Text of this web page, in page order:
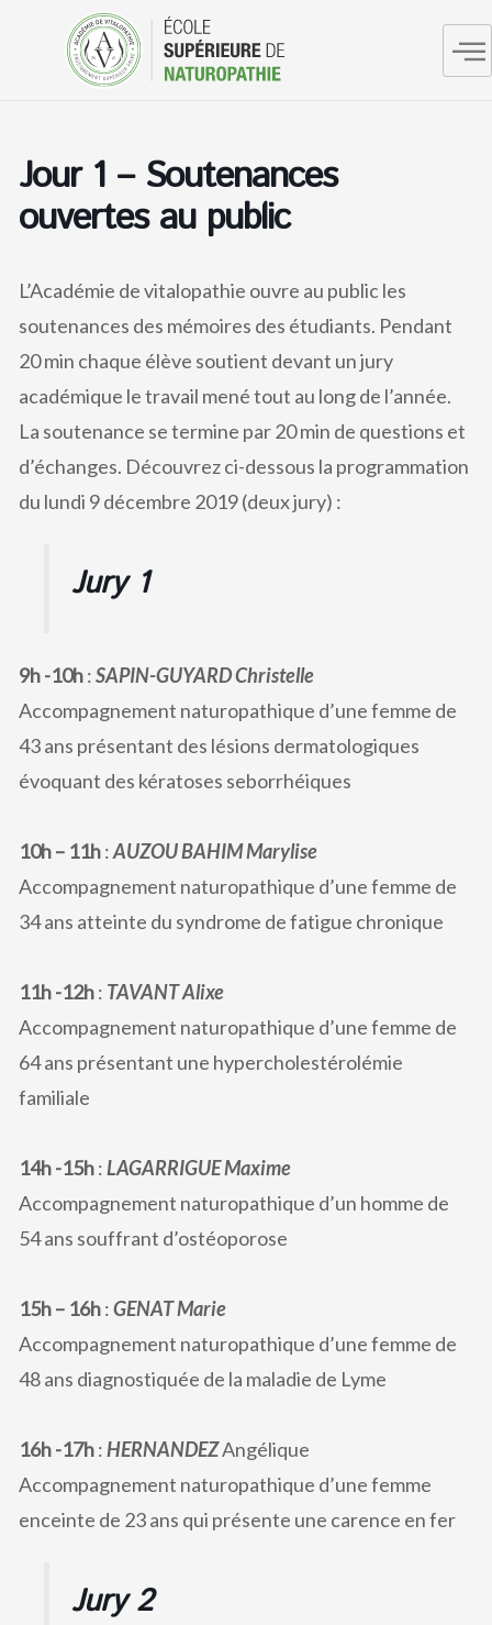
Jour 1 – Soutenances
ouvertes au public
L’Académie de vitalopathie ouvre au public les
soutenances des mémoires des étudiants. Pendant
20 min chaque élève soutient devant un jury
académique le travail mené tout au long de l’année.
La soutenance se termine par 20 min de questions et
d’échanges. Découvrez ci-dessous la programmation
du lundi 9 décembre 2019 (deux jury) :
Jury 1
9h -10h:SAPIN-GUYARD Christelle
Accompagnement naturopathique d’une femme de
43 ans présentant des lésions dermatologiques
évoquant des kératoses seborrhéiques
10h – 11h:AUZOU BAHIM Marylise
Accompagnement naturopathique d’une femme de
34 ans atteinte du syndrome de fatigue chronique
11h -12h: TAVANT Alixe
Accompagnement naturopathique d’une femme de
64 ans présentant une hypercholestérolémie
familiale
14h -15h:LAGARRIGUE Maxime
Accompagnement naturopathique d’un homme de
54 ans souffrant d’ostéoporose
15h – 16h:GENAT Marie
Accompagnement naturopathique d’une femme de
48 ans diagnostiquée de la maladie de Lyme
16h -17h:HERNANDEZAngélique
Accompagnement naturopathique d’une femme
enceinte de 23 ans qui présente une carence en fer
Jury 2